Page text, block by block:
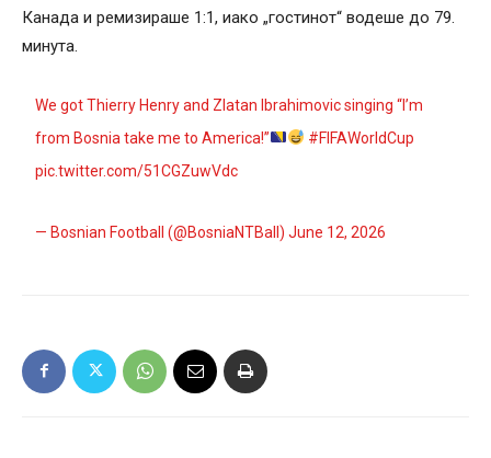
Канада и ремизираше 1:1, иако „гостинот“ водеше до 79.
минута.
We got Thierry Henry and Zlatan Ibrahimovic singing “I’m
from Bosnia take me to America!”
#FIFAWorldCup
pic.twitter.com/51CGZuwVdc
— Bosnian Football (@BosniaNTBall)June 12, 2026